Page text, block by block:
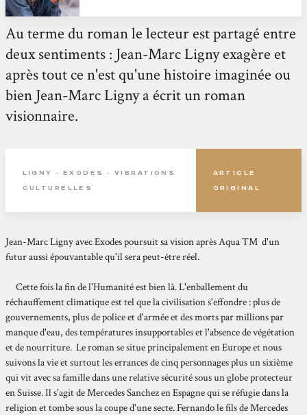
Au terme du roman le lecteur est partagé entre
deux sentiments : Jean-Marc Ligny exagère et
après tout ce n'est qu'une histoire imaginée ou
bien Jean-Marc Ligny a écrit un roman
visionnaire.
LIGNY - EXODES - VIBRATIONS
CULTURELLES
ARTICLE
ORIGINAL
Jean-Marc Ligny avec Exodes poursuit sa vision après Aqua TM d'un
futur aussi épouvantable qu'il sera peut-être réel.
Cette fois la fin de l'Humanité est bien là. L'enballement du
réchauffement climatique est tel que la civilisation s'effondre : plus de
gouvernements, plus de police et d'armée et des morts par millions par
manque d'eau, des températures insupportables et l'absence de végétation
et de nourriture. Le roman se situe principalement en Europe et nous
suivons la vie et surtout les errances de cinq personnages plus un sixième
qui vit avec sa famille dans une relative sécurité sous un globe protecteur
en Suisse. Il s'agit de Mercedes Sanchez en Espagne qui se réfugie dans la
religion et tombe sous la coupe d'une secte. Fernando le fils de Mercedes